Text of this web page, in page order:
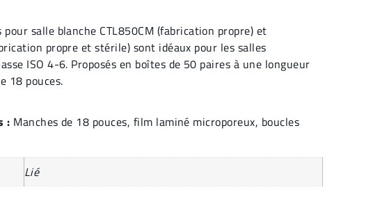
pour salle blanche CTL850CM (fabrication propre) et
propre et stérile) sont idéaux pour les salles
ISO 4-6. Proposés en boîtes de 50 paires à une longueur
18 pouces.
: Manches de 18 pouces, film laminé microporeux, boucles
Lié